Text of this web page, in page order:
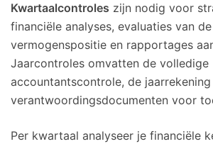
Kwartaalcontroles zijn nodig voor
financiële analyses, evaluaties van de
vermogenspositie en rapportages
Jaarcontroles omvatten de volledige
accountantscontrole, de jaarrekening
verantwoordingsdocumenten voor
Per kwartaal analyseer je financiële